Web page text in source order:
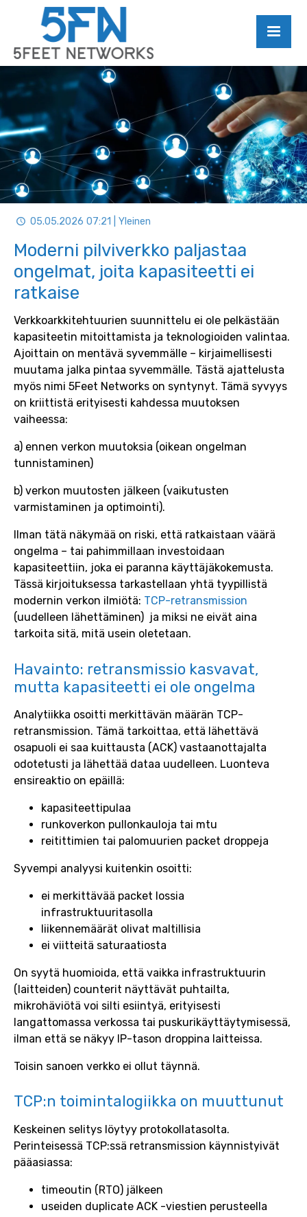
05.05.2026 07:21 | Yleinen
Moderni pilviverkko paljastaa
ongelmat, joita kapasiteetti ei
ratkaise
Verkkoarkkitehtuurien suunnittelu ei ole pelkästään
kapasiteetin mitoittamista ja teknologioiden valintaa.
Ajoittain on mentävä syvemmälle – kirjaimellisesti
muutama jalka pintaa syvemmälle. Tästä ajattelusta
myös nimi 5Feet Networks on syntynyt. Tämä syvyys
on kriittistä erityisesti kahdessa muutoksen
vaiheessa:
a) ennen verkon muutoksia (oikean ongelman
tunnistaminen)
b) verkon muutosten jälkeen (vaikutusten
varmistaminen ja optimointi).
Ilman tätä näkymää on riski, että ratkaistaan väärä
ongelma – tai pahimmillaan investoidaan
kapasiteettiin, joka ei paranna käyttäjäkokemusta.
Tässä kirjoituksessa tarkastellaan yhtä tyypillistä
modernin verkon ilmiötä: TCP-retransmission
(uudelleen lähettäminen) ja miksi ne eivät aina
tarkoita sitä, mitä usein oletetaan.
Havainto: retransmissio kasvavat,
mutta kapasiteetti ei ole ongelma
Analytiikka osoitti merkittävän määrän TCP-
retransmission. Tämä tarkoittaa, että lähettävä
osapuoli ei saa kuittausta (ACK) vastaanottajalta
odotetusti ja lähettää dataa uudelleen. Luonteva
ensireaktio on epäillä:
kapasiteettipulaa
runkoverkon pullonkauloja tai mtu
reitittimien tai palomuurien packet droppeja
Syvempi analyysi kuitenkin osoitti:
ei merkittävää packet lossia
infrastruktuuritasolla
liikennemäärät olivat maltillisia
ei viitteitä saturaatiosta
On syytä huomioida, että vaikka infrastruktuurin
(laitteiden) counterit näyttävät puhtailta,
mikrohäviötä voi silti esiintyä, erityisesti
langattomassa verkossa tai puskurikäyttäytymisessä,
ilman että se näkyy IP-tason droppina laitteissa.
Toisin sanoen verkko ei ollut täynnä.
TCP:n toimintalogiikka on muuttunut
Keskeinen selitys löytyy protokollatasolta.
Perinteisessä TCP:ssä retransmission käynnistyivät
pääasiassa:
timeoutin (RTO) jälkeen
useiden duplicate ACK -viestien perusteella